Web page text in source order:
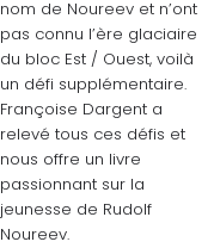
nom de Noureev et n’ont
pas connu l’ère glaciaire
du bloc Est / Ouest, voilà
un défi supplémentaire.
Françoise Dargent a
relevé tous ces défis et
nous offre un livre
passionnant sur la
jeunesse de Rudolf
Noureev.